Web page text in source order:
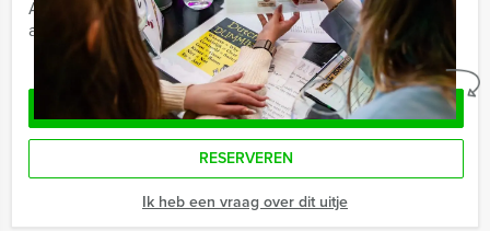
Afhankelijk van de in overleg gekozen locatie voor uw
arrangement kan een extra zaalhuur worden berekend
Geheel vrijblijvend
OFFERTE AANVRAGEN
RESERVEREN
Ik heb een vraag over dit uitje